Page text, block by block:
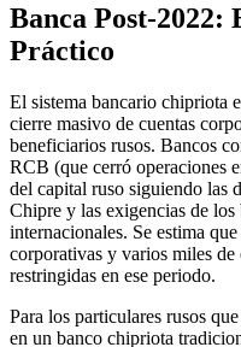
Banca Post-2022:
Práctico
El sistema bancario chipriota
cierre masivo de cuentas
beneficiarios rusos. Bancos
RCB (que cerró operaciones
del capital ruso siguiendo las
Chipre y las exigencias de los
internacionales. Se estima
corporativas y varios miles de
restringidas en ese periodo.
Para los particulares rusos
en un banco chipriota